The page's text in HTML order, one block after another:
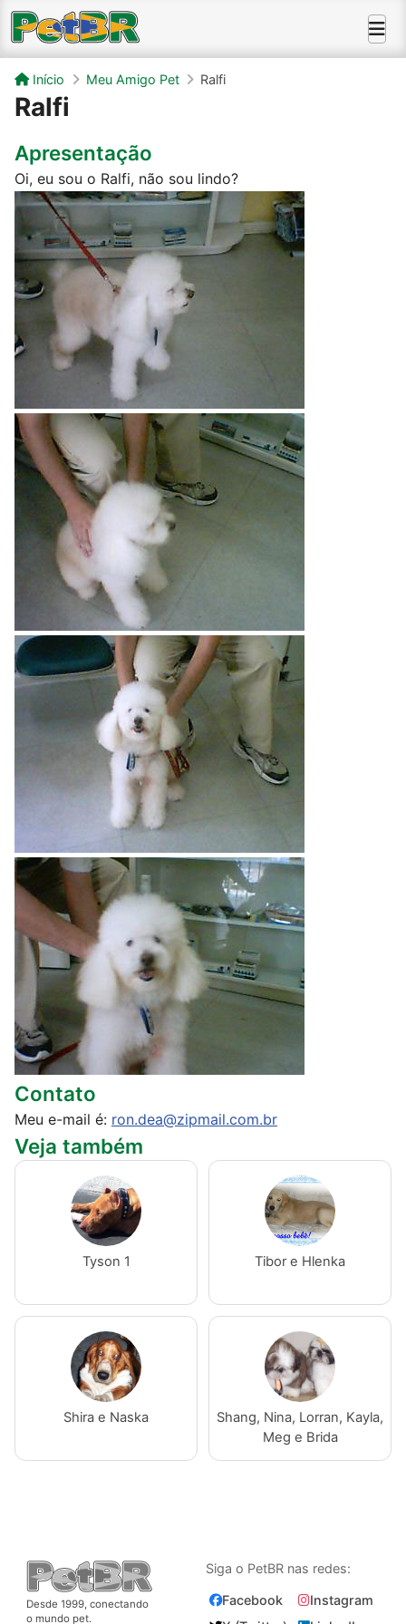
Início Meu Amigo Pet Ralfi
Ralfi
Apresentação
Oi, eu sou o Ralfi, não sou lindo?
Contato
Meu e-mail é: ron.dea@zipmail.com.br
Veja também
Tyson 1 Tibor e Hlenka
Shira e Naska
Shang, Nina, Lorran, Kayla,
Meg e Brida
Desde 1999, conectando
o mundo pet.
Siga o PetBR nas redes:
Facebook
Instagram